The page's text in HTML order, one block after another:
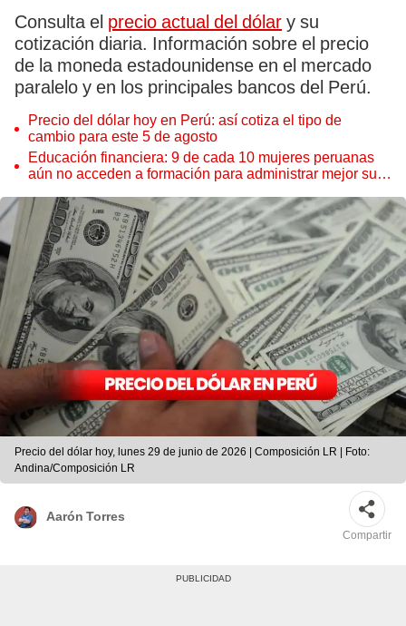
Consulta el precio actual del dólar y su
cotización diaria. Información sobre el precio
de la moneda estadounidense en el mercado
paralelo y en los principales bancos del Perú.
Precio del dólar hoy en Perú: así cotiza el tipo de
cambio para este 5 de agosto
Educación financiera: 9 de cada 10 mujeres peruanas
aún no acceden a formación para administrar mejor su
Precio del dólar hoy, lunes 29 de junio de 2026 | Composición LR | Foto:
Andina/Composición LR
Aarón Torres
Compartir